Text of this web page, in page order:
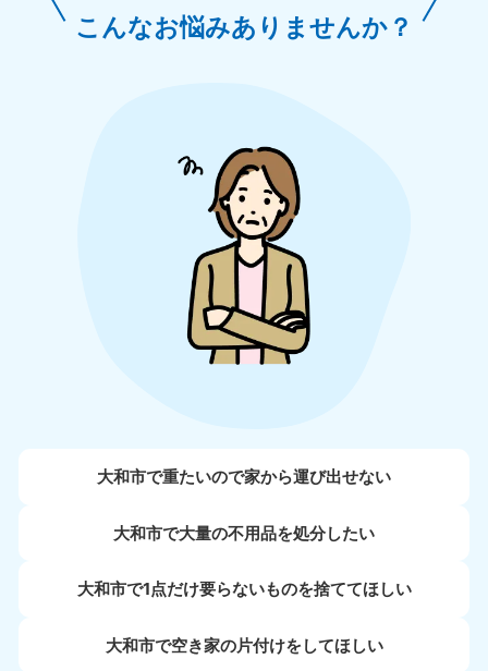
こんなお悩みありませんか？
大和市で重たいので家から運び出せない
大和市で大量の不用品を処分したい
大和市で1点だけ要らないものを捨ててほしい
大和市で空き家の片付けをしてほしい